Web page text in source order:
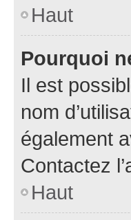
Haut
Pourquoi
Il est
nom
également
Contactez
Haut